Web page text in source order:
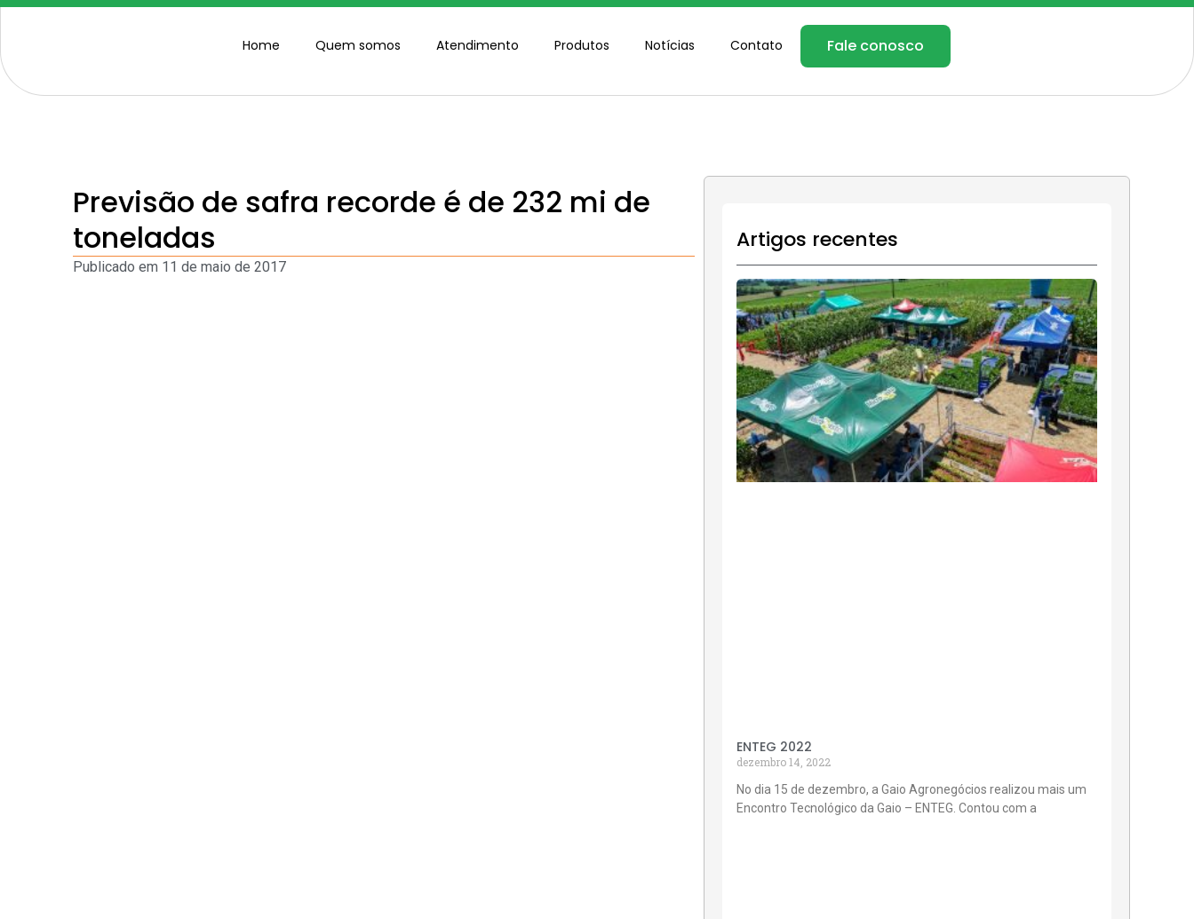
Home Quem somos Atendimento Produtos Notícias Contato Fale conosco
Previsão de safra recorde é de 232 mi de
toneladas
Publicado em 11 de maio de 2017
Artigos recentes
ENTEG 2022
dezembro 14, 2022
No dia 15 de dezembro, a Gaio Agronegócios realizou mais um
Encontro Tecnológico da Gaio – ENTEG. Contou com a